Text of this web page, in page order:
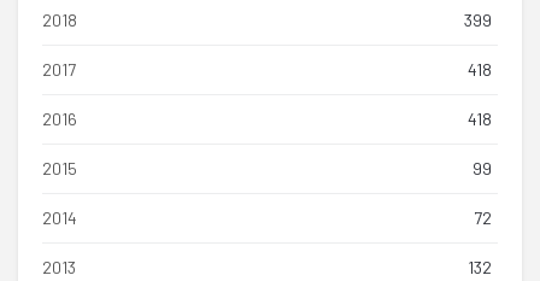
2018 399
2017 418
2016 418
2015 99
2014 72
2013 132